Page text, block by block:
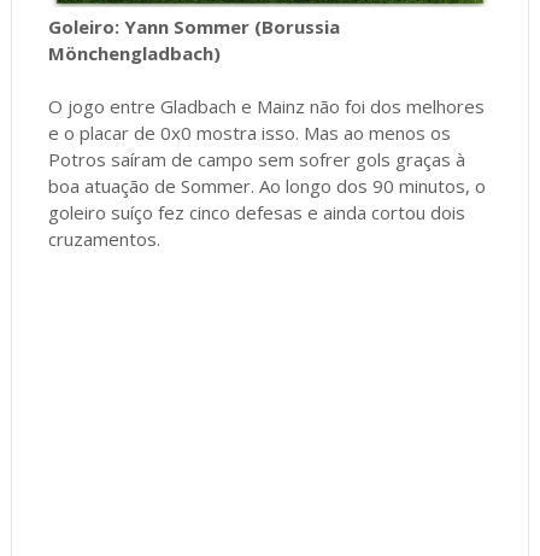
Goleiro: Yann Sommer (Borussia
Mönchengladbach)
O jogo entre Gladbach e Mainz não foi dos melhores
e o placar de 0x0 mostra isso. Mas ao menos os
Potros saíram de campo sem sofrer gols graças à
boa atuação de Sommer. Ao longo dos 90 minutos, o
goleiro suíço fez cinco defesas e ainda cortou dois
cruzamentos.